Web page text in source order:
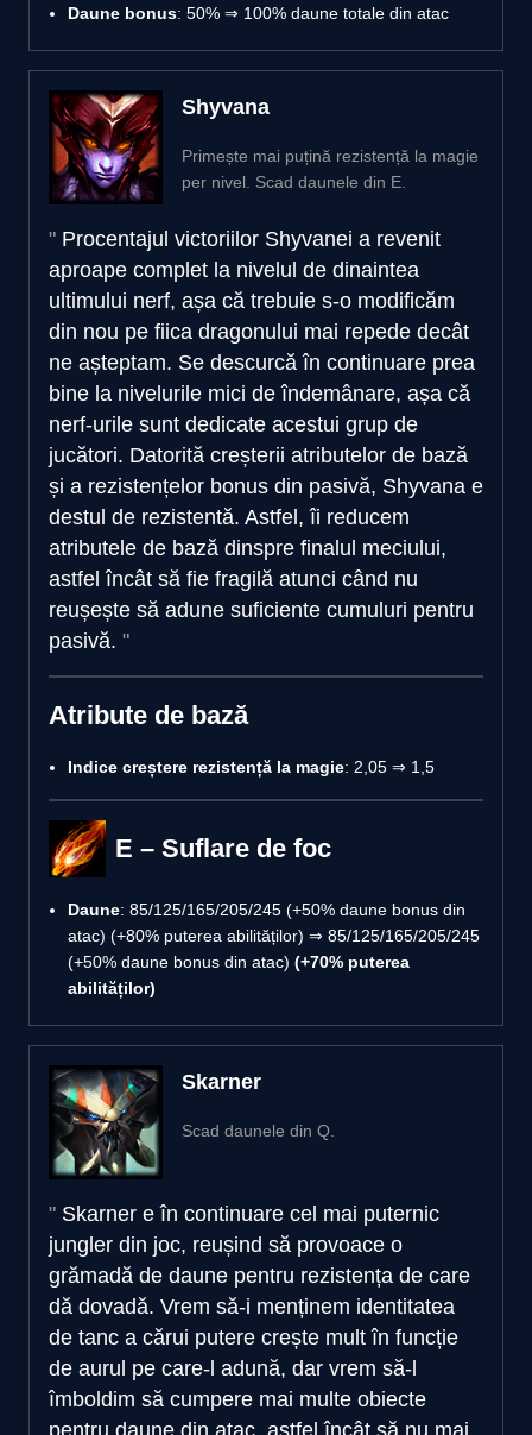
Daune bonus: 50% ⇒ 100% daune totale din atac
Shyvana
Primește mai puțină rezistență la magie
per nivel. Scad daunele din E.
Procentajul victoriilor Shyvanei a revenit
aproape complet la nivelul de dinaintea
ultimului nerf, așa că trebuie s-o modificăm
din nou pe fiica dragonului mai repede decât
ne așteptam. Se descurcă în continuare prea
bine la nivelurile mici de îndemânare, așa că
nerf-urile sunt dedicate acestui grup de
jucători. Datorită creșterii atributelor de bază
și a rezistențelor bonus din pasivă, Shyvana e
destul de rezistentă. Astfel, îi reducem
atributele de bază dinspre finalul meciului,
astfel încât să fie fragilă atunci când nu
reușește să adune suficiente cumuluri pentru
pasivă.
Atribute de bază
Indice creștere rezistență la magie: 2,05 ⇒ 1,5
E – Suflare de foc
Daune: 85/125/165/205/245 (+50% daune bonus din
atac) (+80% puterea abilităților) ⇒ 85/125/165/205/245
(+50% daune bonus din atac) (+70% puterea
abilităților)
Skarner
Scad daunele din Q.
Skarner e în continuare cel mai puternic
jungler din joc, reușind să provoace o
grămadă de daune pentru rezistența de care
dă dovadă. Vrem să-i menținem identitatea
de tanc a cărui putere crește mult în funcție
de aurul pe care-l adună, dar vrem să-l
îmboldim să cumpere mai multe obiecte
pentru daune din atac, astfel încât să nu mai